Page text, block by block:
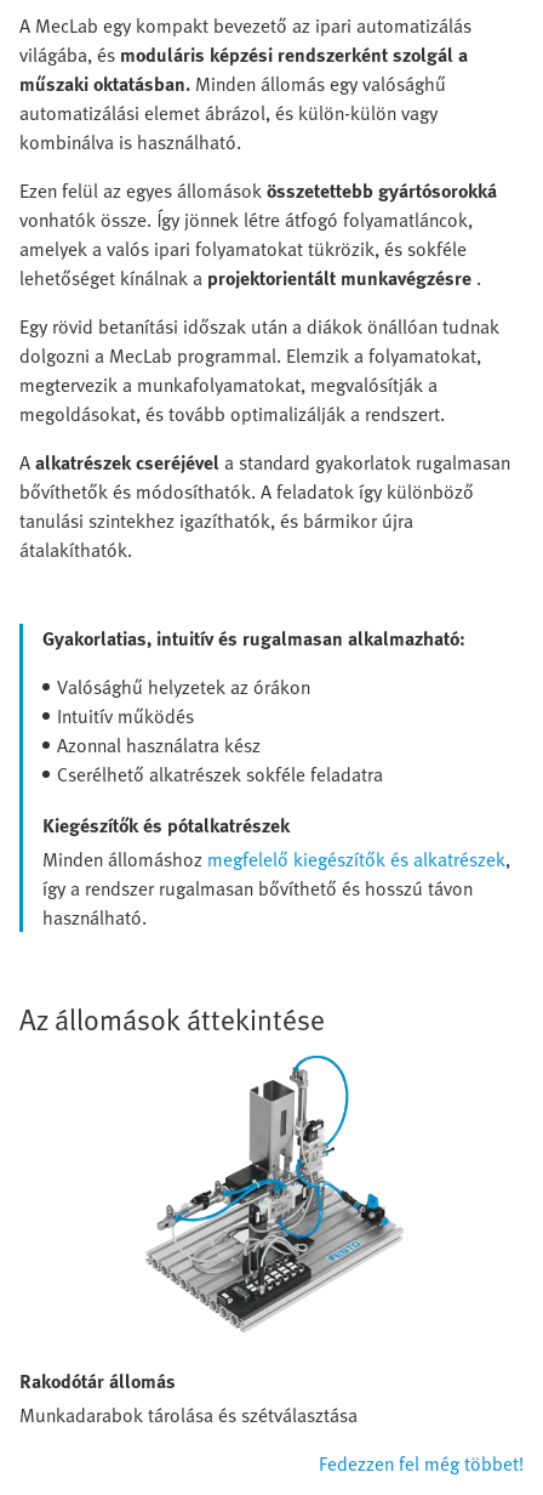
A MecLab egy kompakt bevezető az ipari automatizálás
világába, és moduláris képzési rendszerként szolgál a
műszaki oktatásban. Minden állomás egy valósághű
automatizálási elemet ábrázol, és külön-külön vagy
kombinálva is használható.
Ezen felül az egyes állomásokösszetettebb gyártósorokká
vonhatók össze. Így jönnek létre átfogó folyamatláncok,
amelyek a valós ipari folyamatokat tükrözik, és sokféle
lehetőséget kínálnak a projektorientált munkavégzésre .
Egy rövid betanítási időszak után a diákok önállóan tudnak
dolgozni a MecLab programmal. Elemzik a folyamatokat,
megtervezik a munkafolyamatokat, megvalósítják a
megoldásokat, és tovább optimalizálják a rendszert.
Aalkatrészek cseréjévela standard gyakorlatok rugalmasan
bővíthetők és módosíthatók. A feladatok így különböző
tanulási szintekhez igazíthatók, és bármikor újra
átalakíthatók.
Gyakorlatias, intuitív és rugalmasan alkalmazható:
Valósághű helyzetek az órákon
Intuitív működés
Azonnal használatra kész
Cserélhető alkatrészek sokféle feladatra
Kiegészítők és pótalkatrészek
Minden állomáshoz megfelelő kiegészítők és alkatrészek,
így a rendszer rugalmasan bővíthető és hosszú távon
használható.
Az állomások áttekintése
Rakodótár állomás
Munkadarabok tárolása és szétválasztása
Fedezzen fel még többet!